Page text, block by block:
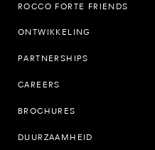
ROCCO FORTE FRIENDS
ONTWIKKELING
PARTNERSHIPS
CAREERS
BROCHURES
DUURZAAMHEID